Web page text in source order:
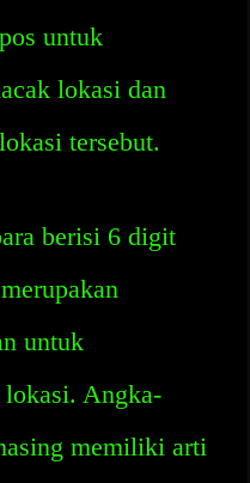
untuk
lokasi dan
tersebut.
berisi 6 digit
untuk
lokasi. Angka-
memiliki arti